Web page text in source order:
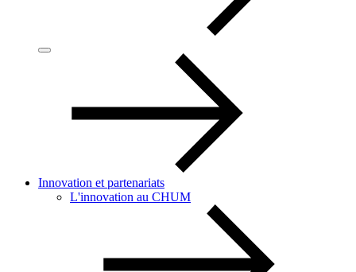
Innovation et partenariats
L'innovation au CHUM